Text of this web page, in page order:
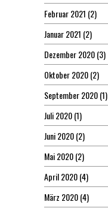
Februar 2021 (2)
Januar 2021 (2)
Dezember 2020(3)
Oktober 2020(2)
September 2020(1)
Juli 2020(1)
Juni 2020(2)
Mai 2020(2)
April 2020(4)
März 2020(4)